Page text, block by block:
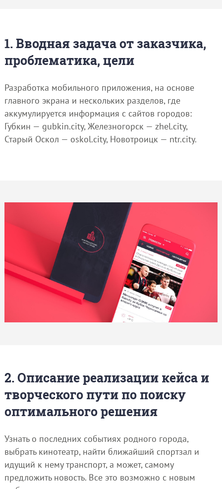
1. Вводная задача от заказчика,
проблематика, цели
Разработка мобильного приложения, на основе
главного экрана и нескольких разделов, где
аккумулируется информация с сайтов городов:
Губкин — gubkin.city, Железногорск — zhel.city,
Старый Оскол — oskol.city, Новотроицк — ntr.city.
2. Описание реализации кейса и
творческого пути по поиску
оптимального решения
Узнать о последних событиях родного города,
выбрать кинотеатр, найти ближайший спортзал и
идущий к нему транспорт, а может, самому
предложить новость. Все это возможно с новым